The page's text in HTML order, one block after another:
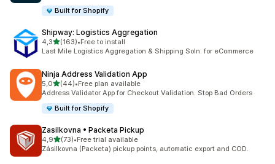
Built for Shopify
Shipway: Logistics Aggregation
4,35 yıldız üzerinden
(163)
toplam 163 değerlendirme
•Free to install
Last Mile Logistics Aggregation & Shipping Soln. for eCommerce
Ninja Address Validation App
5,05 yıldız üzerinden
(44)
toplam 44 değerlendirme
•Free plan available
Address Validator App for Checkout Validation. Stop Bad Orders
Built for Shopify
Zasilkovna • Packeta Pickup
4,95 yıldız üzerinden
(73)
toplam 73 değerlendirme
•Free trial available
Zásilkovna (Packeta) pickup points, automatic export and COD.